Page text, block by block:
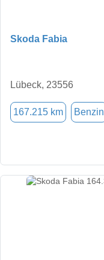
Skoda Fabia
Lübeck, 23556
167.215 km Benzin